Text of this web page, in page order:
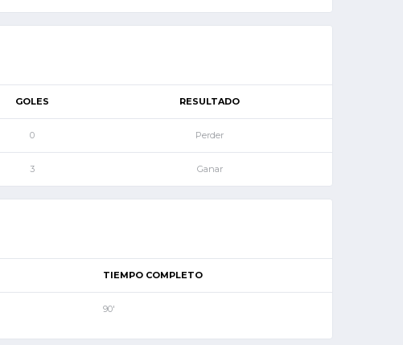
GOLES RESULTADO
0 Perder
3 Ganar
TIEMPO COMPLETO
90'